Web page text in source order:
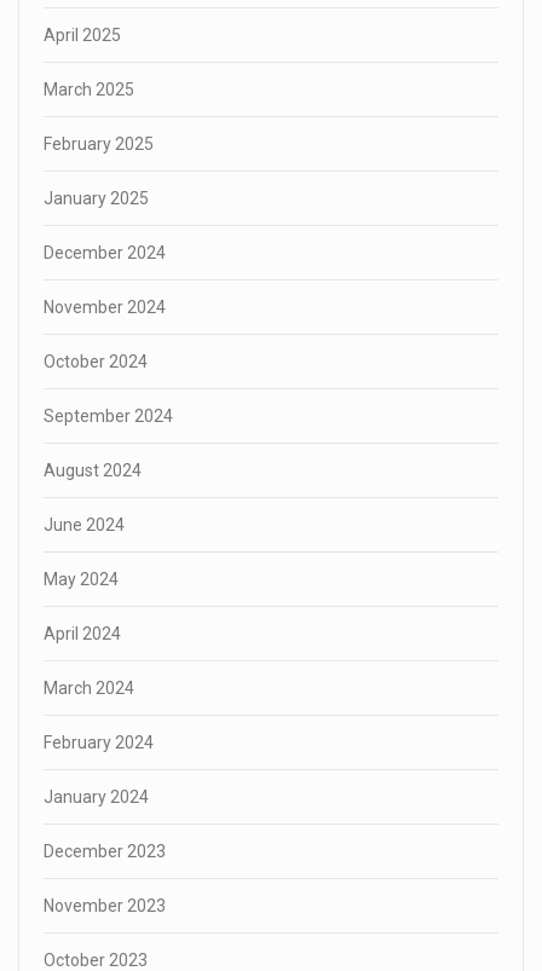
April 2025
March 2025
February 2025
January 2025
December 2024
November 2024
October 2024
September 2024
August 2024
June 2024
May 2024
April 2024
March 2024
February 2024
January 2024
December 2023
November 2023
October 2023